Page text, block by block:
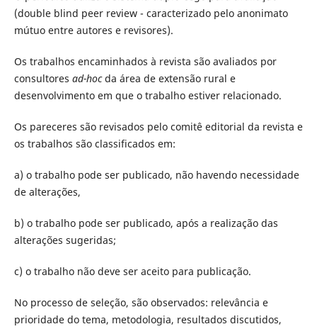
(double blind peer review - caracterizado pelo anonimato
mútuo entre autores e revisores).
Os trabalhos encaminhados à revista são avaliados por
consultores ad-hocda área de extensão rural e
desenvolvimento em que o trabalho estiver relacionado.
Os pareceres são revisados pelo comitê editorial da revista e
os trabalhos são classificados em:
a) o trabalho pode ser publicado, não havendo necessidade
de alterações,
b) o trabalho pode ser publicado, após a realização das
alterações sugeridas;
c) o trabalho não deve ser aceito para publicação.
No processo de seleção, são observados: relevância e
prioridade do tema, metodologia, resultados discutidos,